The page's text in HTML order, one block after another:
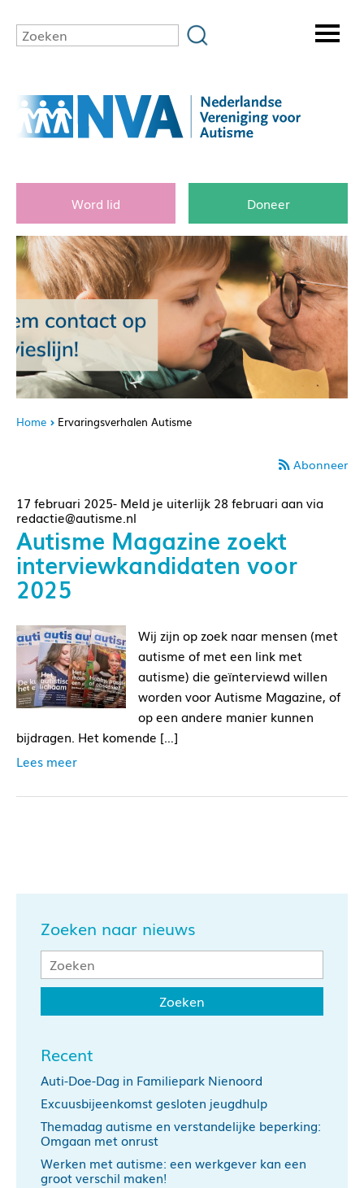
Word lid Doneer
Home Ervaringsverhalen Autisme
Abonneer
17 februari 2025- Meld je uiterlijk 28 februari aan via
redactie@autisme.nl
Autisme Magazine zoekt
interviewkandidaten voor
2025
Wij zijn op zoek naar mensen (met
autisme of met een link met
autisme) die geïnterviewd willen
worden voor Autisme Magazine, of
op een andere manier kunnen
bijdragen. Het komende […]
Lees meer
Zoeken naar nieuws
Recent
Auti-Doe-Dag in Familiepark Nienoord
Excuusbijeenkomst gesloten jeugdhulp
Themadag autisme en verstandelijke beperking:
Omgaan met onrust
Werken met autisme: een werkgever kan een
groot verschil maken!